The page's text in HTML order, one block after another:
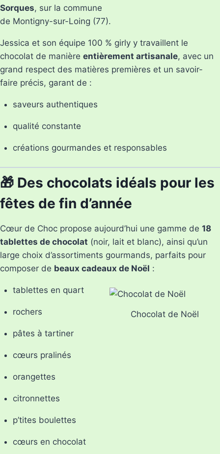
Sorques, sur la commune
de Montigny-sur-Loing (77).
Jessica et son équipe 100 % girly y travaillent le
chocolat de manière entièrement artisanale, avec un
grand respect des matières premières et un savoir-
faire précis, garant de :
saveurs authentiques
qualité constante
créations gourmandes et responsables
🎁 Des chocolats idéals pour les
fêtes de fin d’année
Cœur de Choc propose aujourd’hui une gamme de 18
tablettes de chocolat (noir, lait et blanc), ainsi qu’un
large choix d’assortiments gourmands, parfaits pour
composer de beaux cadeaux de Noël :
Chocolat de Noël
tablettes en quart
rochers
pâtes à tartiner
cœurs pralinés
orangettes
citronnettes
p’tites boulettes
cœurs en chocolat